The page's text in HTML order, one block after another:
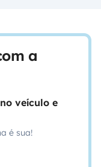
a
veículo e
é sua!